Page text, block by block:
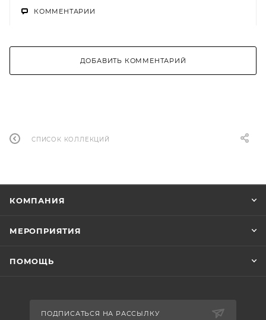
КОММЕНТАРИИ
ДОБАВИТЬ КОММЕНТАРИЙ
СПИСОК КОЛЛЕКЦИЙ
КОМПАНИЯ
МЕРОПРИЯТИЯ
ПОМОЩЬ
ПОДПИСАТЬСЯ НА РАССЫЛКУ